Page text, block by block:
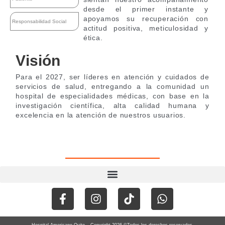
Responsabilidad Social
desde el primer instante y
apoyamos su recuperación con
actitud positiva, meticulosidad y
ética.
Visión
Para el 2027, ser líderes en atención y cuidados de
servicios de salud, entregando a la comunidad un
hospital de especialidades médicas, con base en la
investigación científica, alta calidad humana y
excelencia en la atención de nuestros usuarios.
F
a
c
I
n
s
T
i
k
W
h
a